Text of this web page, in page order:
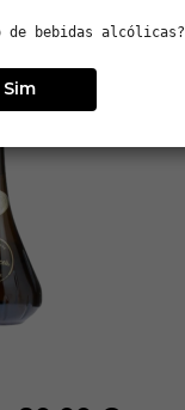
de bebidas alcólicas?
Sim